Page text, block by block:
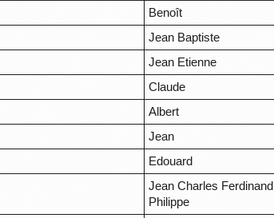
Benoît
Jean Baptiste
Jean Etienne
Claude
Albert
Jean
Edouard
Jean Charles Ferdinand
Philippe